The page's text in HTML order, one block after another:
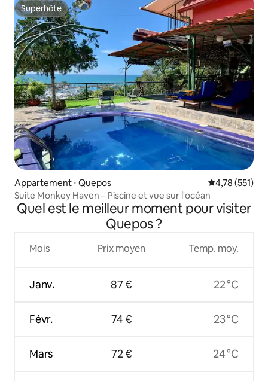
Superhôte
Superhôte
Appartement ⋅ Quepos Évaluation
4,78 (551)
Suite Monkey Haven – Piscine et vue sur l'océan
Quel est le meilleur moment pour visiter
Quepos ?
Mois
Janv.
Févr.
Mars
Prix moyen
87 €
74 €
72 €
Temp. moy.
22 °C
23 °C
24 °C